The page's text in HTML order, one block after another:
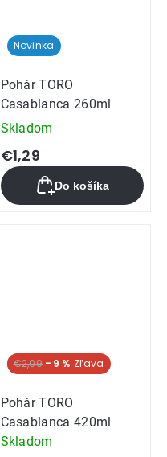
Novinka
Pohár TORO
Casablanca 260ml
Skladom
€1,29
Do košíka
Novinka
€2,09 –9 %
Pohár TORO
Casablanca 420ml
Skladom